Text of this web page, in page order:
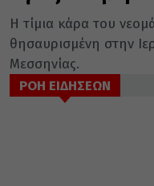
Η τίμια κάρα του
θησαυρισμένη στην
Μεσσηνίας.
ΡΟΗ ΕΙΔΗΣΕΩΝ